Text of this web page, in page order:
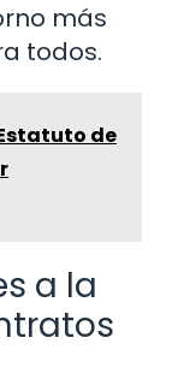
más
todos.
de
a la